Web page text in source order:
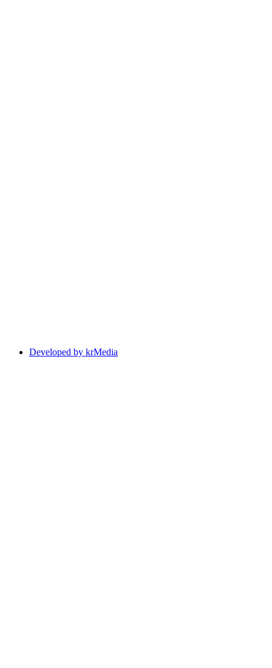
Developed by krMedia